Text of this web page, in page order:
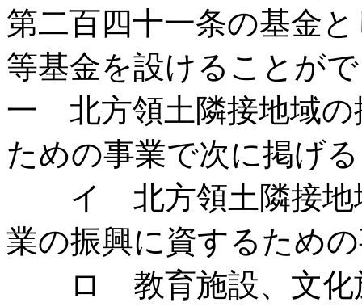
第二百四十一条の基金
等基金を設けることが
一 北方領土隣接地域の
ための事業で次に掲げ
イ 北方領土隣接地
業の振興に資するため
ロ 教育施設、文化施